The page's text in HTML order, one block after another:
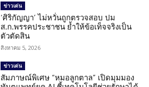
ข่าวเด่น
‘ศิริกัญญา’ ไม่หวั่นถูกตรวจสอบ ปม
ส.ก.พรรคประชาชน ย้ำให้ข้อเท็จจริงเป็น
ตัวตัดสิน
สิงหาคม 5, 2026
ข่าวเด่น
สัมภาษณ์พิเศษ “หมอลูกตาล” เปิดมุมมอง